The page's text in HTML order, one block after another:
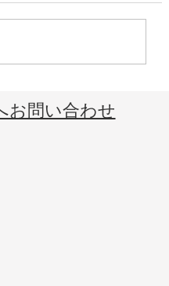
未来を描く
お問い合わせ